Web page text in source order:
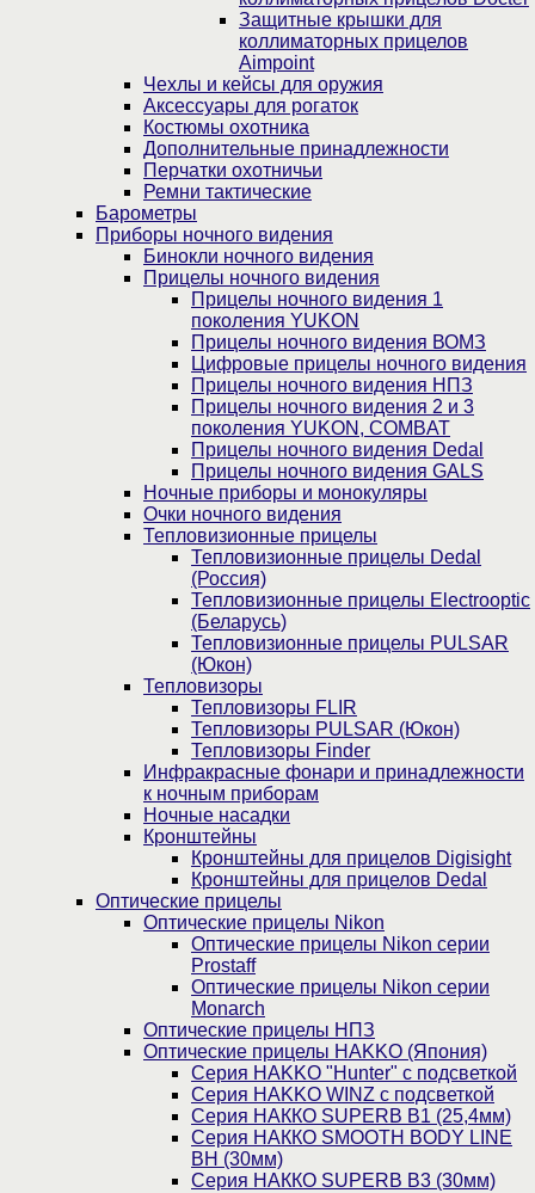
Защитные крышки для
коллиматорных прицелов
Aimpoint
Чехлы и кейсы для оружия
Аксессуары для рогаток
Костюмы охотника
Дополнительные принадлежности
Перчатки охотничьи
Ремни тактические
Барометры
Приборы ночного видения
Бинокли ночного видения
Прицелы ночного видения
Прицелы ночного видения 1
поколения YUKON
Прицелы ночного видения ВОМЗ
Цифровые прицелы ночного видения
Прицелы ночного видения НПЗ
Прицелы ночного видения 2 и 3
поколения YUKON, COMBAT
Прицелы ночного видения Dedal
Прицелы ночного видения GALS
Ночные приборы и монокуляры
Очки ночного видения
Тепловизионные прицелы
Тепловизионные прицелы Dedal
(Россия)
Тепловизионные прицелы Electrooptic
(Беларусь)
Тепловизионные прицелы PULSAR
(Юкон)
Тепловизоры
Тепловизоры FLIR
Тепловизоры PULSAR (Юкон)
Тепловизоры Finder
Инфракрасные фонари и принадлежности
к ночным приборам
Ночные насадки
Кронштейны
Кронштейны для прицелов Digisight
Кронштейны для прицелов Dedal
Оптические прицелы
Оптические прицелы Nikon
Оптические прицелы Nikon серии
Prostaff
Оптические прицелы Nikon серии
Monarch
Оптические прицелы НПЗ
Оптические прицелы HAKKO (Япония)
Cерия HAKKO "Hunter" с подсветкой
Серия НAKKO WINZ с подсветкой
Серия НАККО SUPERB B1 (25,4мм)
Серия НАККО SMOOTH BODY LINE
BH (30мм)
Серия НАККО SUPERB B3 (30мм)